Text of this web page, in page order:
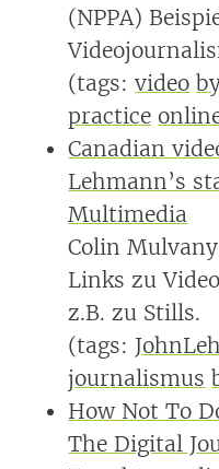
(NPPA)
(tags:video
practice
Canadian
Lehmann’s
Multimedia
Colin
Links zu
z.B. zu Stills.
(tags:
journalismus
How Not To
The Digital